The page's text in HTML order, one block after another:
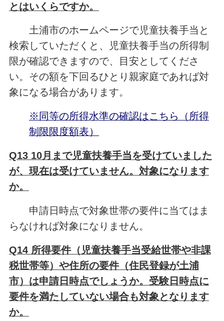
とはいくらですか。
土浦市のホームページで児童扶養手当と
検索していただくと、児童扶養手当の所得制
限が確認できますので、目安としてくださ
い。その額を下回るひとり親家庭であれば対
象になる場合があります。
※同等の所得水準の確認はこちら（所得
制限限度額表）
Q13 10月まで児童扶養手当を受けていました
が、現在は受けていません。対象になります
か。
申請日時点で対象世帯の要件に当てはま
らなければ対象になりません。
Q14 所得要件（児童扶養手当受給世帯や非課
税世帯等）や住所の要件（住民登録が土浦
市）は申請日時点でしょうか。受験日時点に
要件を満たしていない場合も対象となります
か。